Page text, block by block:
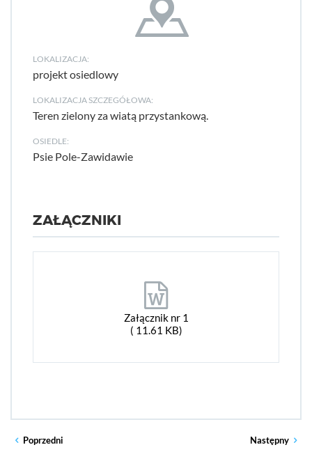
LOKALIZACJA:
projekt osiedlowy
LOKALIZACJA SZCZEGÓŁOWA:
Teren zielony za wiatą przystankową.
OSIEDLE:
Psie Pole-Zawidawie
ZAŁĄCZNIKI
Załącznik nr 1
( 11.61 KB)
Poprzedni Następny